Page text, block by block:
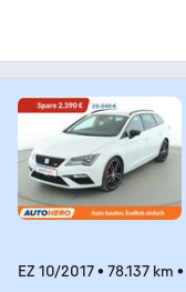
EZ 10/2017• 78.137 km •